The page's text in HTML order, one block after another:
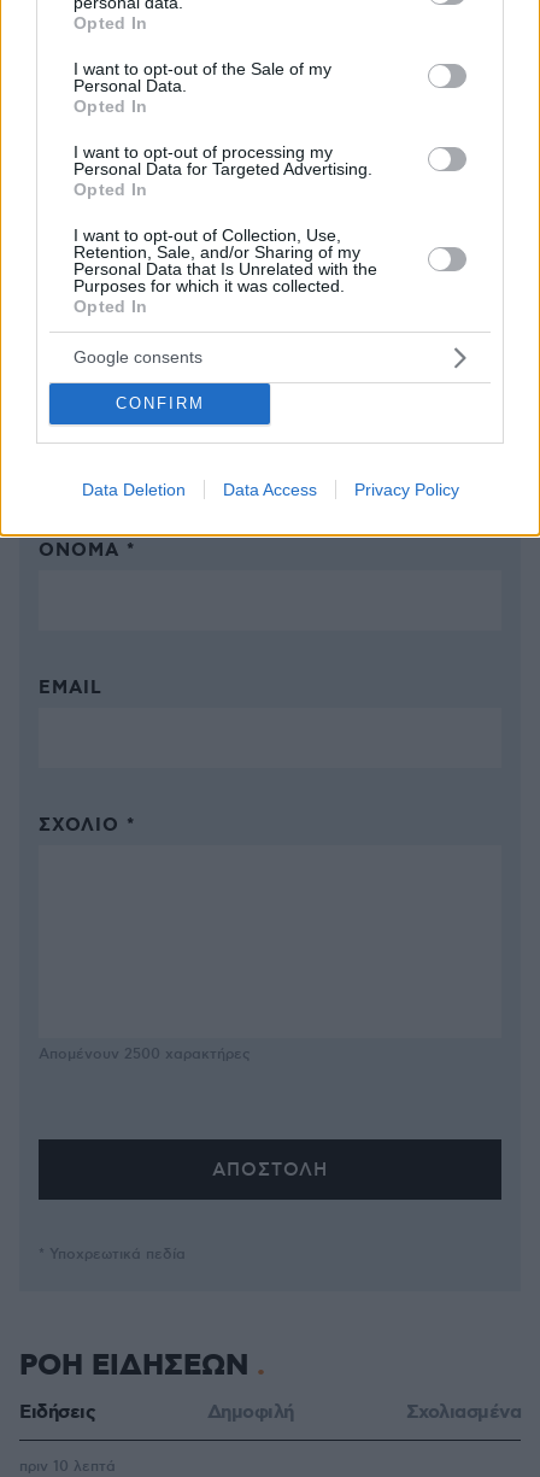
grant or deny consent to Google and its third-party tags to
use your data for below specified purposes in below Google
consent section.
Opted In
I want to opt-out of the Sale of my
Personal Data.
Opted In
I want to opt-out of processing my
Personal Data for Targeted Advertising.
Opted In
I want to opt-out of Collection, Use,
Retention, Sale, and/or Sharing of my
Personal Data that Is Unrelated with the
Purposes for which it was collected.
Opted In
Google consents
CONFIRM
Data Deletion Data Access Privacy Policy
15.07.2025, 14:28
ΑΠΑΝΤΗΣΗ
15.07.2025, 21:39
γεμισαμε, ειμαστε φουλ, πως το λενε
ΑΠΑΝΤΗΣΗ
Απλος Ελληνας
Πολύ κριμα. Νεος ανθρωπος και πρεπει να ηταν
αξιολογο και σοβαρο ατομο.
ΑΠΑΝΤΗΣΗ
ΠΡΟΣΘΗΚΗ ΣΧΟΛΙΟΥ
ΌΝΟΜΑ *
EMAIL
ΣΧΌΛΙΟ *
Απομένουν 2500 χαρακτήρες
* Υποχρεωτικά πεδία
ΡΟΗ ΕΙΔΗΣΕΩΝ
Ειδήσεις Δημοφιλή Σχολιασμένα
πριν 10 λεπτά